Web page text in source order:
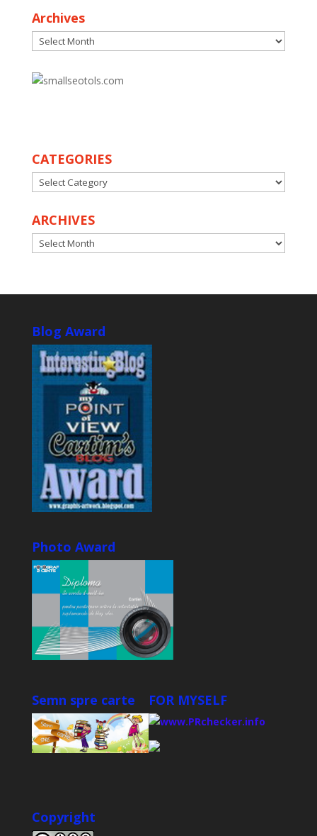
Archives
Archives
CATEGORIES
CATEGORIES
ARCHIVES
ARCHIVES
Blog Award
Photo Award
Semn spre carte FOR MYSELF
Copyright